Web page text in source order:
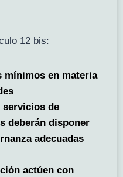
12 bis:
mínimos en materia
servicios de
deberán disponer
adecuadas
actúen con